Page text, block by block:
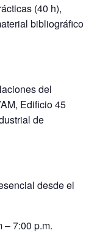
(40 h),
bibliográfico
del
Edificio 45
de
desde el
– 7:00 p.m.